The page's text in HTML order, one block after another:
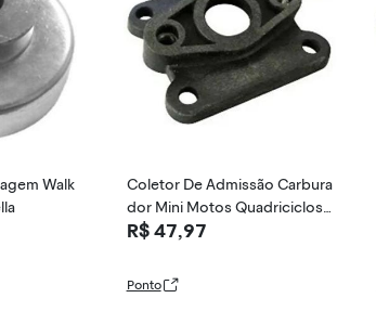
Walk
Coletor De Admissão Carbura
dor Mini Motos Quadriciclos
49cc
R$ 47,97
Ponto